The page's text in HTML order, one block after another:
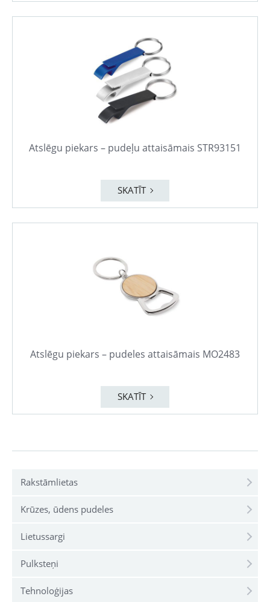
Rakstāmlietas
Krūzes, ūdens pudeles
Lietussargi
Pulksteņi
Tehnoloģijas
Atslēgu piekars – pudeļu attaisāmais STR93151
SKATĪT
Atslēgu piekars – pudeles attaisāmais MO2483
SKATĪT